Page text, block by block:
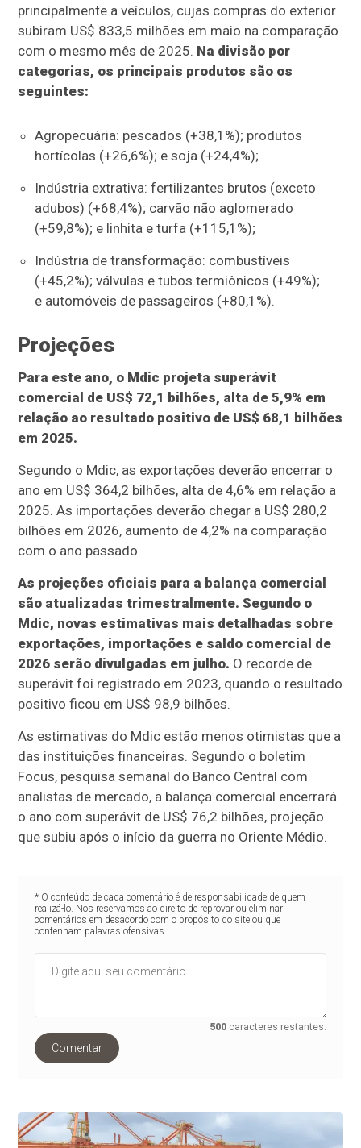
principalmente a veículos, cujas compras do exterior
subiram US$ 833,5 milhões em maio na comparação
com o mesmo mês de 2025. Na divisão por
categorias, os principais produtos são os
seguintes:
Agropecuária: pescados (+38,1%); produtos
hortícolas (+26,6%); e soja (+24,4%);
Indústria extrativa: fertilizantes brutos (exceto
adubos) (+68,4%); carvão não aglomerado
(+59,8%); e linhita e turfa (+115,1%);
Indústria de transformação: combustíveis
(+45,2%); válvulas e tubos termiônicos (+49%);
e automóveis de passageiros (+80,1%).
Projeções
Para este ano, o Mdic projeta superávit
comercial de US$ 72,1 bilhões, alta de 5,9% em
relação ao resultado positivo de US$ 68,1 bilhões
em 2025.
Segundo o Mdic, as exportações deverão encerrar o
ano em US$ 364,2 bilhões, alta de 4,6% em relação a
2025. As importações deverão chegar a US$ 280,2
bilhões em 2026, aumento de 4,2% na comparação
com o ano passado.
As projeções oficiais para a balança comercial
são atualizadas trimestralmente. Segundo o
Mdic, novas estimativas mais detalhadas sobre
exportações, importações e saldo comercial de
2026 serão divulgadas em julho. O recorde de
superávit foi registrado em 2023, quando o resultado
positivo ficou em US$ 98,9 bilhões.
As estimativas do Mdic estão menos otimistas que a
das instituições financeiras. Segundo o boletim
Focus, pesquisa semanal do Banco Central com
analistas de mercado, a balança comercial encerrará
o ano com superávit de US$ 76,2 bilhões, projeção
que subiu após o início da guerra no Oriente Médio.
* O conteúdo de cada comentário é de responsabilidade de quem
realizá-lo. Nos reservamos ao direito de reprovar ou eliminar
comentários em desacordo com o propósito do site ou que
contenham palavras ofensivas.
500 caracteres restantes.
Comentar